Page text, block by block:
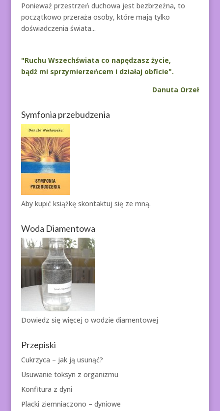
Ponieważ przestrzeń duchowa jest bezbrzeżna, to
początkowo przeraża osoby, które mają tylko
doświadczenia świata...
"Ruchu Wszechświata co napędzasz życie,
bądź mi sprzymierzeńcem i działaj obficie".
Danuta Orzeł
Symfonia przebudzenia
Aby kupić książkę skontaktuj się ze mną.
Woda Diamentowa
Dowiedz się więcej o wodzie diamentowej
Przepiski
Cukrzyca – jak ją usunąć?
Usuwanie toksyn z organizmu
Konfitura z dyni
Placki ziemniaczono – dyniowe